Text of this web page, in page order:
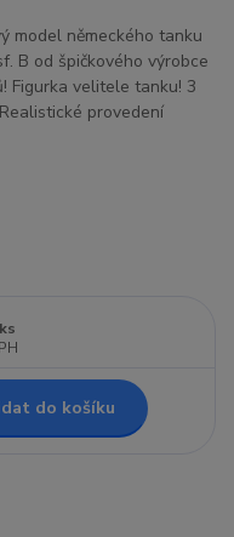
model německého tanku
B od špičkového výrobce
Figurka velitele tanku! 3
provedení
do košíku